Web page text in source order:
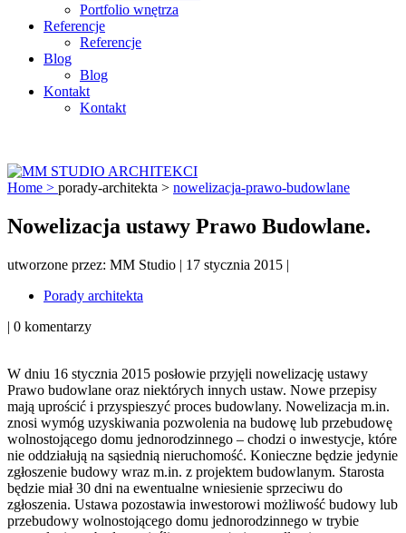
Portfolio wnętrza
Referencje
Referencje
Blog
Blog
Kontakt
Kontakt
Home > porady-architekta > nowelizacja-prawo-budowlane
Nowelizacja ustawy Prawo Budowlane.
utworzone przez: MM Studio | 17 stycznia 2015 |
Porady architekta
| 0 komentarzy
W dniu 16 stycznia 2015 posłowie przyjęli nowelizację ustawy
Prawo budowlane oraz niektórych innych ustaw. Nowe przepisy
mają uprościć i przyspieszyć proces budowlany. Nowelizacja m.in.
znosi wymóg uzyskiwania pozwolenia na budowę lub przebudowę
wolnostojącego domu jednorodzinnego – chodzi o inwestycje, które
nie oddziałują na sąsiednią nieruchomość. Konieczne będzie jedynie
zgłoszenie budowy wraz m.in. z projektem budowlanym. Starosta
będzie miał 30 dni na ewentualne wniesienie sprzeciwu do
zgłoszenia. Ustawa pozostawia inwestorowi możliwość budowy lub
przebudowy wolnostojącego domu jednorodzinnego w trybie